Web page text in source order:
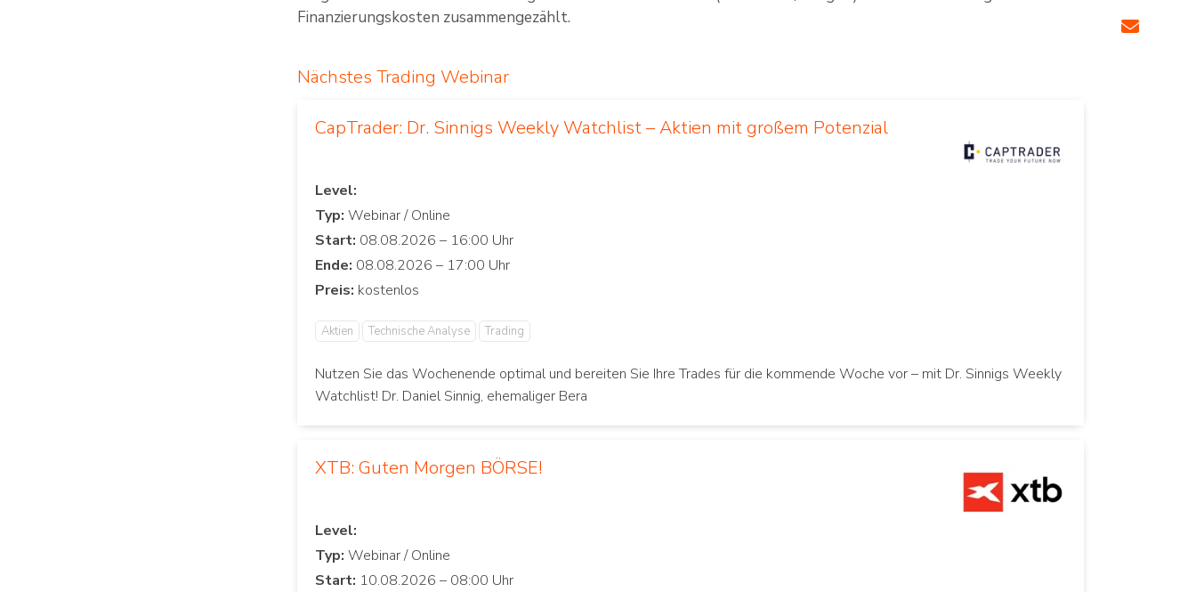
Finanzierungskosten zusammengezählt.
Nächstes Trading Webinar
CapTrader: Dr. Sinnigs Weekly Watchlist – Aktien mit großem Potenzial
Level:
Typ:
Start:
Ende:
Preis:
Aktien Technische Analyse Trading
Nutzen Sie das Wochenende optimal und bereiten Sie Ihre Trades für die kommende Woche vor – mit Dr. Sinnigs Weekly
Watchlist! Dr. Daniel Sinnig, ehemaliger Bera
XTB: Guten Morgen BÖRSE!
Level:
Typ:
Start: